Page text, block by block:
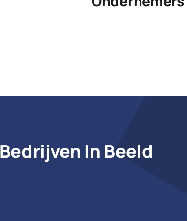
Bedrijven In Beeld